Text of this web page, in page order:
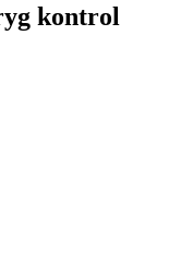
kontrol